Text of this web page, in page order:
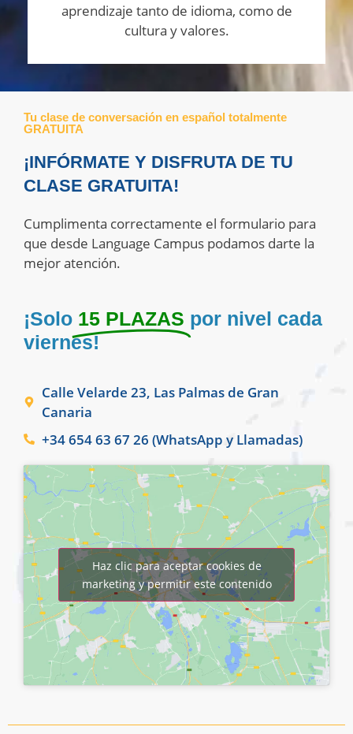
aprendizaje tanto de idioma, como de
cultura y valores.
Tu clase de conversación en español totalmente
GRATUITA
¡INFÓRMATE Y DISFRUTA DE TU
CLASE GRATUITA!
Cumplimenta correctamente el formulario para
que desde Language Campus podamos darte la
mejor atención.
¡Solo 15 PLAZAS por nivel cada
viernes!
Calle Velarde 23, Las Palmas de Gran
Canaria
+34 654 63 67 26 (WhatsApp y Llamadas)
Haz clic para aceptar cookies de
marketing y permitir este contenido